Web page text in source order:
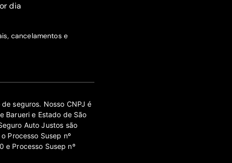
dia
cancelamentos e
seguros. Nosso CNPJ é
Barueri e Estado de São
Auto Justos são
Processo Susep nº
e Processo Susep nº